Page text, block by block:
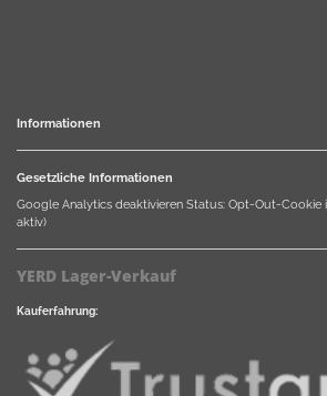
Informationen
Gesetzliche Informationen
Google Analytics deaktivieren Status: Opt-Out-Cookie
aktiv)
YERD Lager-Verkauf
Kauferfahrung: